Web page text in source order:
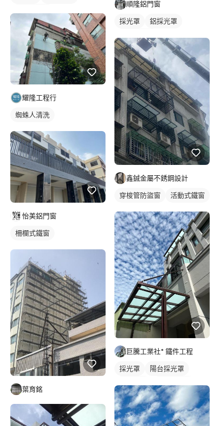
耀隆工程行
蜘蛛人清洗
怡美鋁門窗
柵欄式鐵窗
葉育銘
順隆鋁門窗
採光罩
鋁採光罩
鑫鋮金屬不銹鋼設計
穿梭管防盜窗 活動式鐵窗
巨騰工業社* 鐵件工程
採光罩
陽台採光罩
鋁採光罩
門前採光罩
玻璃採光罩